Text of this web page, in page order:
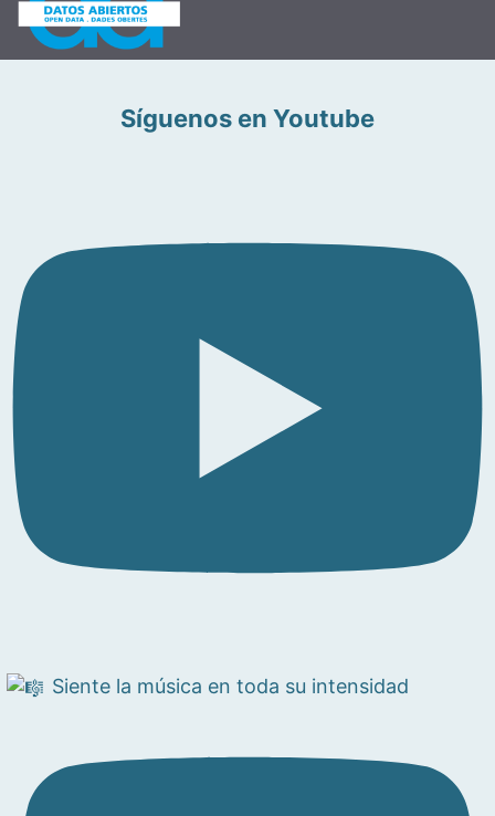
Síguenos en Youtube
Siente la música en toda su intensidad